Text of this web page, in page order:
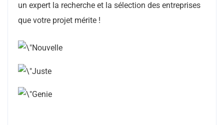
un expert la recherche et la sélection des entreprises
que votre projet mérite !